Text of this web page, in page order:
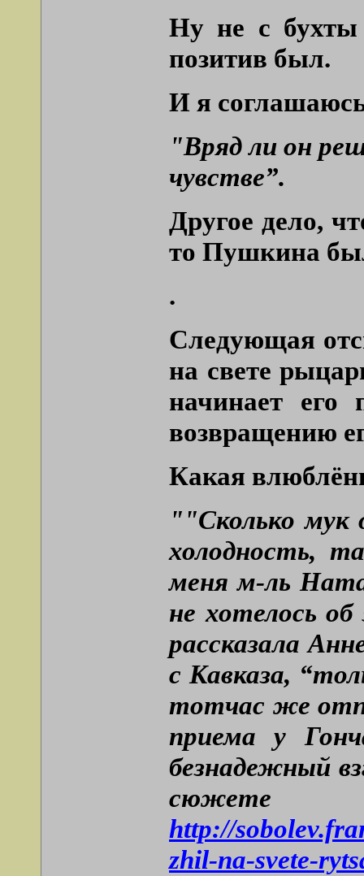
Ну не с
позитив был.
И я
"Вряд ли он
чувстве”.
Другое дело,
то Пушкина
.
Следующая
на свете
начинает его
возвращению
Какая
""Сколько мук
холодность,
меня м-ль
не хотелось
рассказала
с Кавказа,
тотчас же
приема у
безнадежный
http://
zhil-na-svete-